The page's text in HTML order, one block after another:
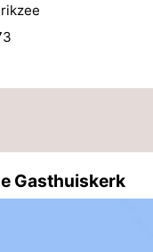
Gasthuiskerk